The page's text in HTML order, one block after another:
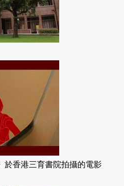
於香港三育書院拍攝的電影